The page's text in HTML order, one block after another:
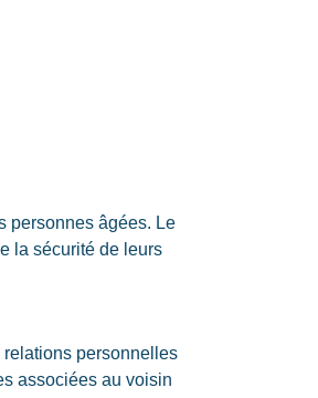
personnes âgées. Le
la sécurité de leurs
personnelles
associées au voisin